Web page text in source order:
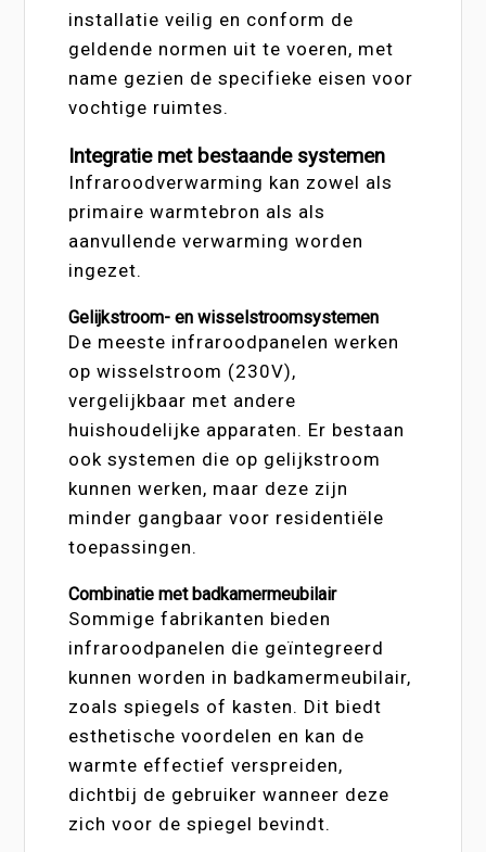
installatie veilig en conform de
geldende normen uit te voeren, met
name gezien de specifieke eisen voor
vochtige ruimtes.
Integratie met bestaande systemen
Infraroodverwarming kan zowel als
primaire warmtebron als als
aanvullende verwarming worden
ingezet.
Gelijkstroom- en wisselstroomsystemen
De meeste infraroodpanelen werken
op wisselstroom (230V),
vergelijkbaar met andere
huishoudelijke apparaten. Er bestaan
ook systemen die op gelijkstroom
kunnen werken, maar deze zijn
minder gangbaar voor residentiële
toepassingen.
Combinatie met badkamermeubilair
Sommige fabrikanten bieden
infraroodpanelen die geïntegreerd
kunnen worden in badkamermeubilair,
zoals spiegels of kasten. Dit biedt
esthetische voordelen en kan de
warmte effectief verspreiden,
dichtbij de gebruiker wanneer deze
zich voor de spiegel bevindt.